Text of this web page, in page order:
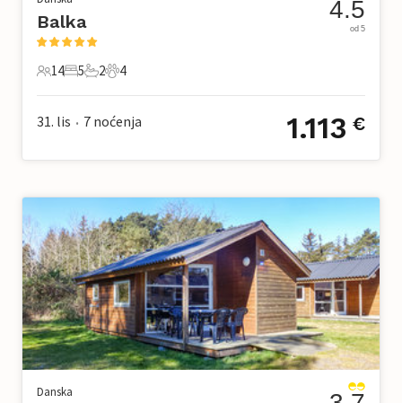
Balka
14 Gosti
14
5 Spavaće sobe
5
2 Kupaonice
2
4 Kućni ljubimac
4
4.5
od 5
31. lis • 7 noćenja 1.113 €
Danska